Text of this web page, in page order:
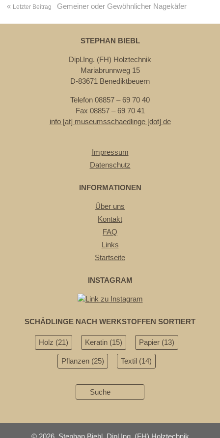
« Letzter Beitrag Gemeiner oder Gewöhnlicher Nagekäfer
STEPHAN BIEBL
Dipl.Ing. (FH) Holztechnik
Mariabrunnweg 15
D-83671 Benediktbeuern
Telefon 08857 – 69 70 40
Fax 08857 – 69 70 41
info [at] museumsschaedlinge [dot] de
Impressum
Datenschutz
INFORMATIONEN
Über uns
Kontakt
FAQ
Links
Startseite
INSTAGRAM
SCHÄDLINGE NACH WERKSTOFFEN SORTIERT
Holz (21) Keratin (15) Papier (13)
Pflanzen (25) Textil (14)
© 2026, Stephan Biebl, Dipl.Ing. (FH) Holztechnik